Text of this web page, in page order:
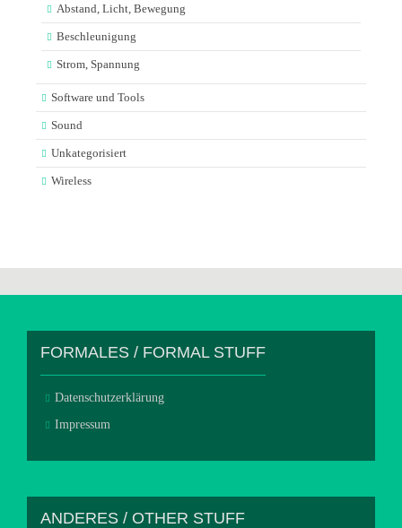
Abstand, Licht, Bewegung
Beschleunigung
Strom, Spannung
Software und Tools
Sound
Unkategorisiert
Wireless
FORMALES / FORMAL STUFF
Datenschutzerklärung
Impressum
ANDERES / OTHER STUFF